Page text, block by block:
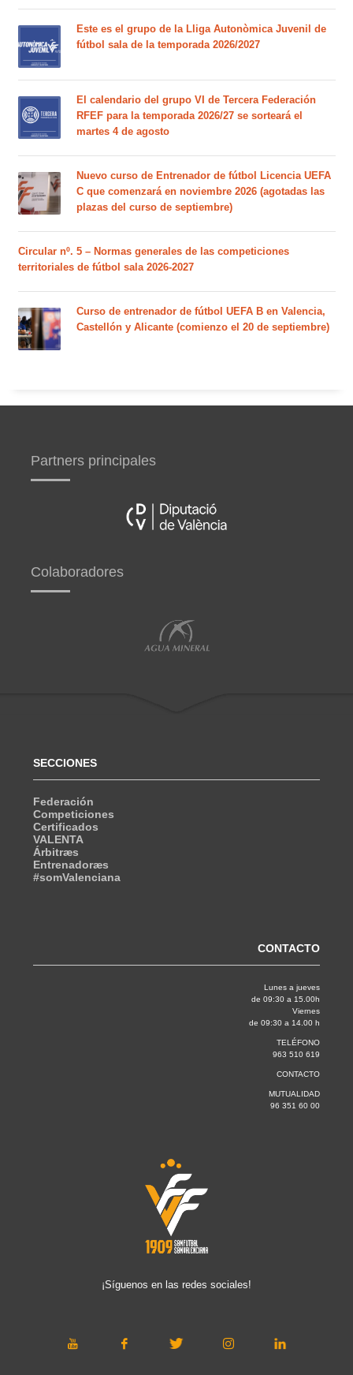
Este es el grupo de la Lliga Autonòmica Juvenil de
fútbol sala de la temporada 2026/2027
El calendario del grupo VI de Tercera Federación
RFEF para la temporada 2026/27 se sorteará el
martes 4 de agosto
Nuevo curso de Entrenador de fútbol Licencia UEFA
C que comenzará en noviembre 2026 (agotadas las
plazas del curso de septiembre)
Circular nº. 5 – Normas generales de las competiciones
territoriales de fútbol sala 2026-2027
Curso de entrenador de fútbol UEFA B en Valencia,
Castellón y Alicante (comienzo el 20 de septiembre)
Partners principales
Colaboradores
SECCIONES
Federación
Competiciones
Certificados
VALENTA
Árbitræs
Entrenadoræs
#somValenciana
CONTACTO
Lunes a jueves
de 09:30 a 15.00h
Viernes
de 09:30 a 14.00 h
TELÉFONO
963 510 619
CONTACTO
MUTUALIDAD
96 351 60 00
¡Síguenos en las redes sociales!